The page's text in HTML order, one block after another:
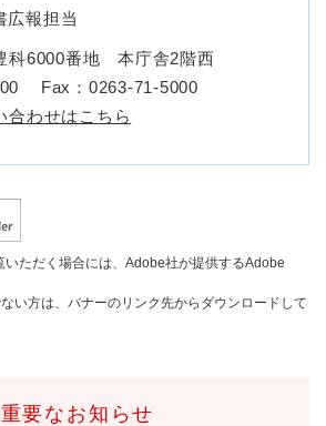
広報担当
科6000番地 本庁舎2階西
Fax：0263-71-5000
合わせはこちら
いただく場合には、Adobe社が提供するAdobe
い方は、バナーのリンク先からダウンロードして
重要なお知らせ